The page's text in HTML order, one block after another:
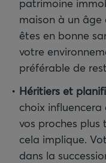
patrimoine
maison à un âge
êtes en bonne
votre
préférable de
Héritiers et
choix influencera
vos proches plus
cela implique.
dans la